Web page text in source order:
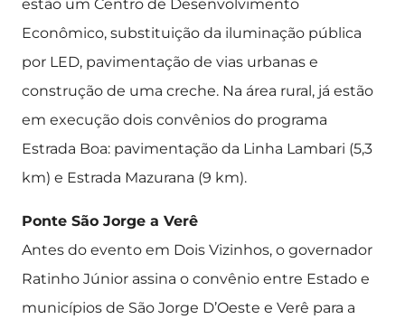
estão um Centro de Desenvolvimento
Econômico, substituição da iluminação pública
por LED, pavimentação de vias urbanas e
construção de uma creche. Na área rural, já estão
em execução dois convênios do programa
Estrada Boa: pavimentação da Linha Lambari (5,3
km) e Estrada Mazurana (9 km).
Ponte São Jorge a Verê
Antes do evento em Dois Vizinhos, o governador
Ratinho Júnior assina o convênio entre Estado e
municípios de São Jorge D’Oeste e Verê para a